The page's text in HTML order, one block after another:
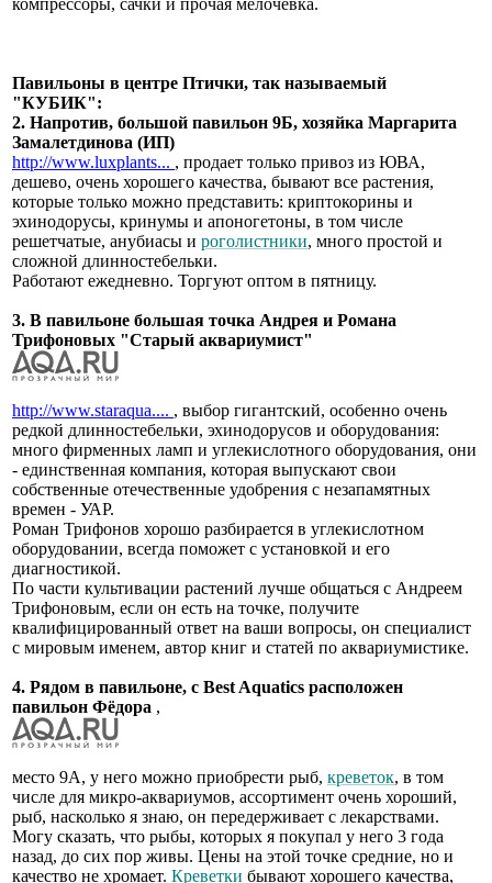
Павильоны в центре Птички, так называемый
"КУБИК":
2. Напротив, большой павильон 9Б, хозяйка Маргарита
Замалетдинова (ИП)
http://www.luxplants... , продает только привоз из ЮВА,
дешево, очень хорошего качества, бывают все растения,
которые только можно представить: криптокорины и
эхинодорусы, кринумы и апоногетоны, в том числе
решетчатые, анубиасы и роголистники, много простой и
сложной длинностебельки.
Работают ежедневно. Торгуют оптом в пятницу.
3. В павильоне большая точка Андрея и Романа
Трифоновых "Старый аквариумист"
http://www.staraqua.... , выбор гигантский, особенно очень
редкой длинностебельки, эхинодорусов и оборудования:
много фирменных ламп и углекислотного оборудования, они
- единственная компания, которая выпускают свои
собственные отечественные удобрения с незапамятных
времен - УАР.
Роман Трифонов хорошо разбирается в углекислотном
оборудовании, всегда поможет с установкой и его
диагностикой.
По части культивации растений лучше общаться с Андреем
Трифоновым, если он есть на точке, получите
квалифицированный ответ на ваши вопросы, он специалист
с мировым именем, автор книг и статей по аквариумистике.
4. Рядом в павильоне, с Best Aquatics расположен
павильон Фёдора ,
место 9А, у него можно приобрести рыб, креветок, в том
числе для микро-аквариумов, ассортимент очень хороший,
рыб, насколько я знаю, он передерживает с лекарствами.
Могу сказать, что рыбы, которых я покупал у него 3 года
назад, до сих пор живы. Цены на этой точке средние, но и
качество не хромает. Креветки бывают хорошего качества,